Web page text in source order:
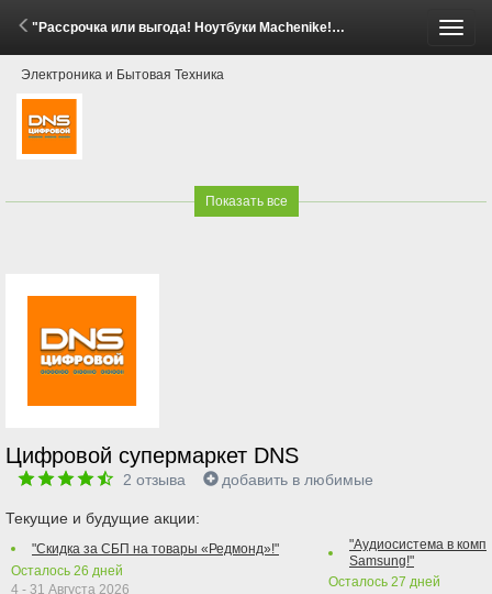
"Рассрочка или выгода! Ноутбуки Machenike!" (24 Апреля - 14 Мая 2026)
Электроника и Бытовая Техника
Показать все
Цифровой супермаркет DNS
2 отзыва добавить в любимые
Текущие и будущие акции:
"Скидка за СБП на товары «Редмонд»!"
Осталось 26 дней
4 - 31 Августа 2026
"Аудиосистема в
Samsung!"
Осталось 27 дней